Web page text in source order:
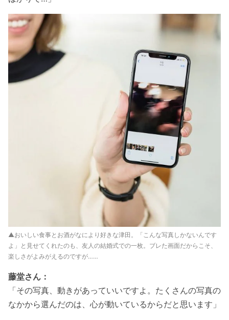
▲おいしい食事とお酒がなにより好きな津田。「こんな写真しかないんです
よ」と見せてくれたのも、友人の結婚式での一枚。ブレた画面だからこそ、
楽しさがよみがえるのですが……
藤堂さん：
「その写真、動きがあっていいですよ。たくさんの写真の
なかから選んだのは、心が動いているからだと思います」